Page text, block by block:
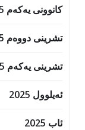
کانوونی یەکەم 2025
تشرینی دووەم 2025
تشرینی یەکەم 2025
ئەیلوول 2025
ئاب 2025